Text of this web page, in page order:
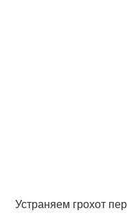
Устраняем грохот